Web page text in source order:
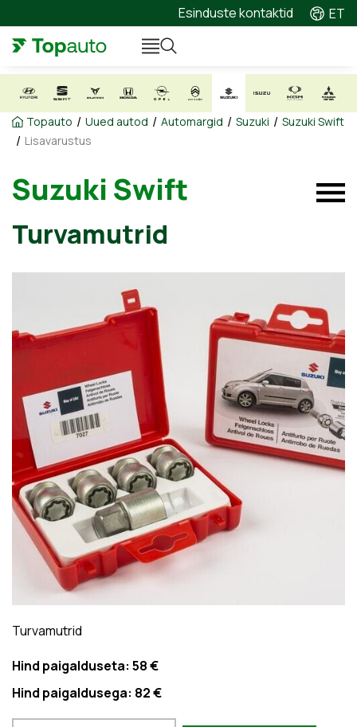
Esinduste kontaktid ET
Topauto / Uued autod / Automargid / Suzuki / Suzuki Swift
/ Lisavarustus
Suzuki Swift
Turvamutrid
Turvamutrid
Hind paigalduseta: 58 €
Hind paigaldusega: 82 €